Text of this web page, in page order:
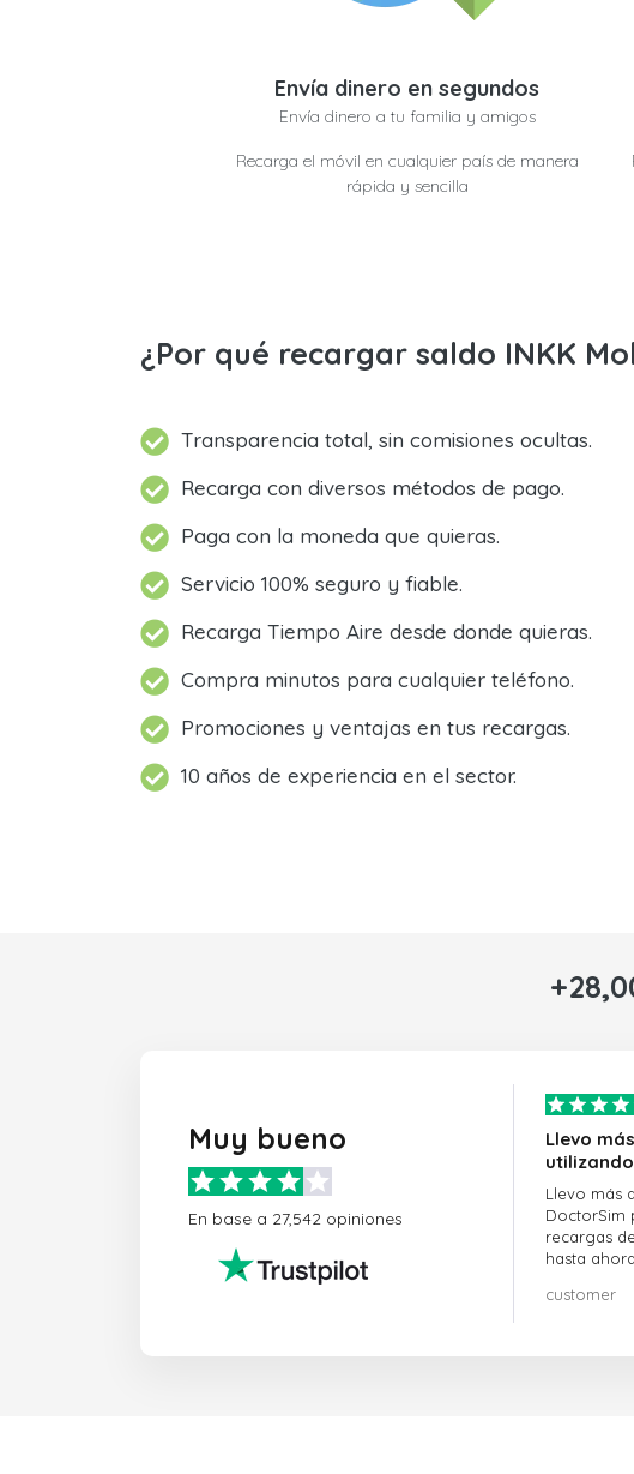
Envía dinero en segundos
Envía dinero a tu familia y amigos
Recarga el móvil en cualquier país de manera
rápida y sencilla
¿Por qué recargar saldo INKK
Transparencia total, sin comisiones ocultas.
Recarga con diversos métodos de pago.
Paga con la moneda que quieras.
Servicio 100% seguro y fiable.
Recarga Tiempo Aire desde donde quieras.
Compra minutos para cualquier teléfono.
Promociones y ventajas en tus recargas.
10 años de experiencia en el sector.
Muy bueno
En base a 27,542 opiniones
Llevo
Llevo más
DoctorSim
recargas
hasta
customer